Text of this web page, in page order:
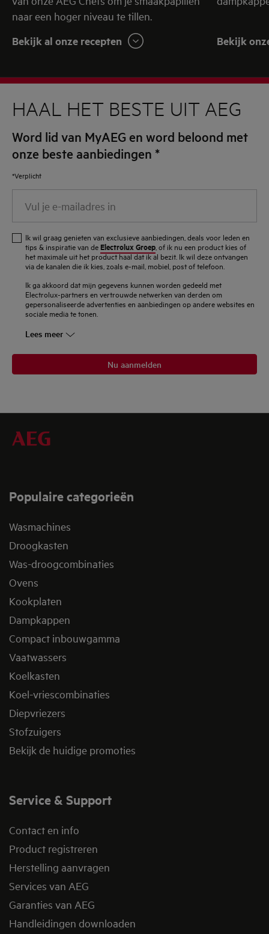
naar een hoger niveau te tillen.
Bekijk al onze recepten Bekijk
HAAL HET BESTE UIT AEG
Word lid van MyAEG en word beloond met
onze beste aanbiedingen *
*Verplicht
mailadres
Ik wil graag genieten van exclusieve aanbiedingen, deals voor leden en
tips & inspiratie van de Electrolux Groep , of ik nu een product kies of
het maximale uit het product haal dat ik al bezit. Ik wil deze ontvangen
via de kanalen die ik kies, zoals e-mail, mobiel, post of telefoon.
Ik ga akkoord dat mijn gegevens kunnen worden gedeeld met
Electrolux-partners en vertrouwde netwerken van derden om
gepersonaliseerde advertenties en aanbiedingen op andere websites en
sociale media te tonen.
Lees meer
Nu aanmelden
Populaire categorieën
Wasmachines
Droogkasten
Was-droogcombinaties
Ovens
Kookplaten
Dampkappen
Compact inbouwgamma
Vaatwassers
Koelkasten
Koel-vriescombinaties
Diepvriezers
Stofzuigers
Bekijk de huidige promoties
Service & Support
Contact en info
Product registreren
Herstelling aanvragen
Services van AEG
Garanties van AEG
Handleidingen downloaden